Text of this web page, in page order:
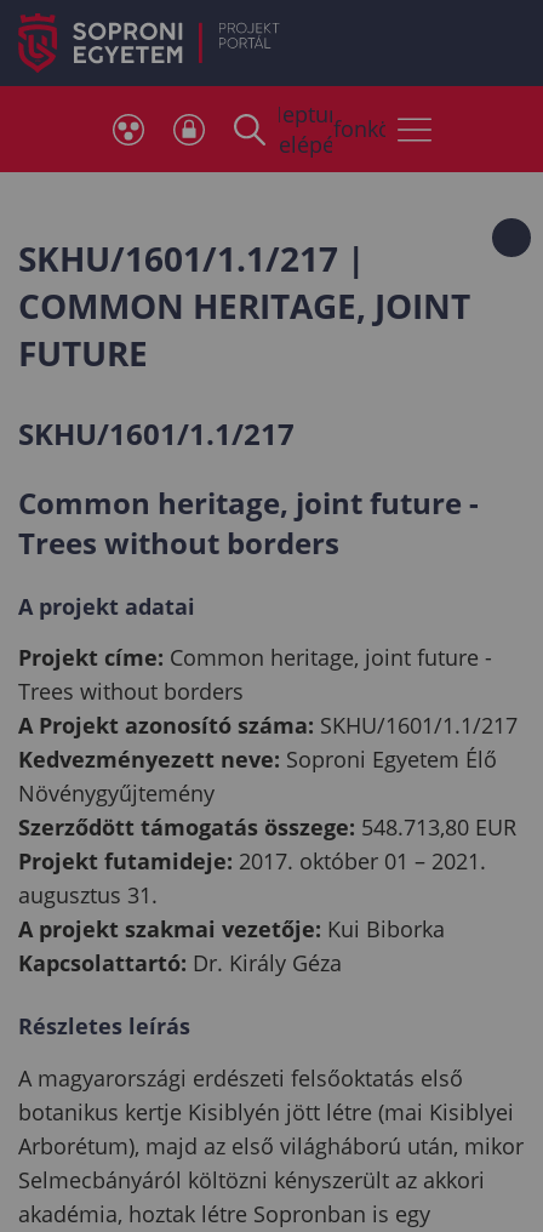
Neptun
belépés
Telefonkönyv
SKHU/1601/1.1/217 |
COMMON HERITAGE, JOINT
FUTURE
SKHU/1601/1.1/217
Common heritage, joint future -
Trees without borders
A projekt adatai
Projekt címe: Common heritage, joint future -
Trees without borders
A Projekt azonosító száma: SKHU/1601/1.1/217
Kedvezményezett neve: Soproni Egyetem Élő
Növénygyűjtemény
Szerződött támogatás összege: 548.713,80 EUR
Projekt futamideje: 2017. október 01 – 2021.
augusztus 31.
A projekt szakmai vezetője: Kui Biborka
Kapcsolattartó: Dr. Király Géza
Részletes leírás
A magyarországi erdészeti felsőoktatás első
botanikus kertje Kisiblyén jött létre (mai Kisiblyei
Arborétum), majd az első világháború után, mikor
Selmecbányáról költözni kényszerült az akkori
akadémia, hoztak létre Sopronban is egy